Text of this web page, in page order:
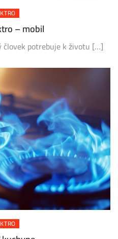
– mobil
človek potrebuje k životu […]